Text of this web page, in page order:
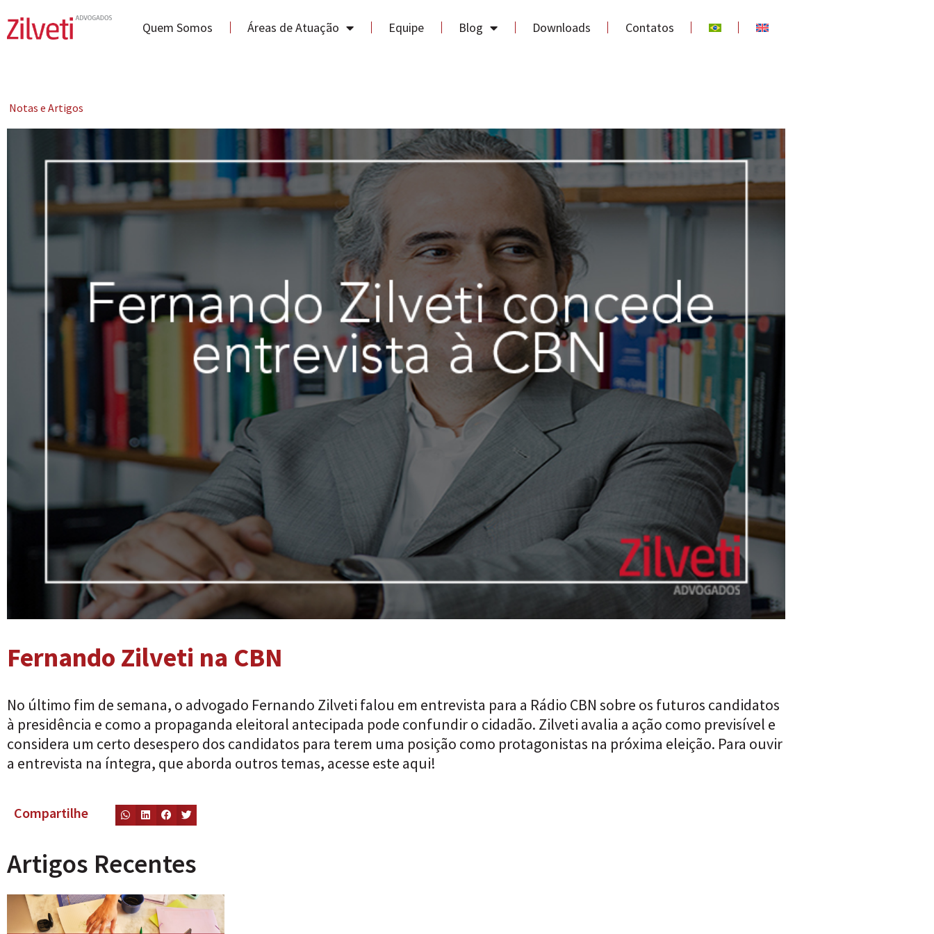
Quem Somos Áreas de Atuação Equipe Blog Downloads Contatos
Notas e Artigos
Fernando Zilveti na CBN
No último fim de semana, o advogado Fernando Zilveti falou em entrevista para a Rádio CBN sobre os futuros candidatos
à presidência e como a propaganda eleitoral antecipada pode confundir o cidadão. Zilveti avalia a ação como previsível e
considera um certo desespero dos candidatos para terem uma posição como protagonistas na próxima eleição. Para ouvir
a entrevista na íntegra, que aborda outros temas, acesse este aqui!
Compartilhe
Artigos Recentes